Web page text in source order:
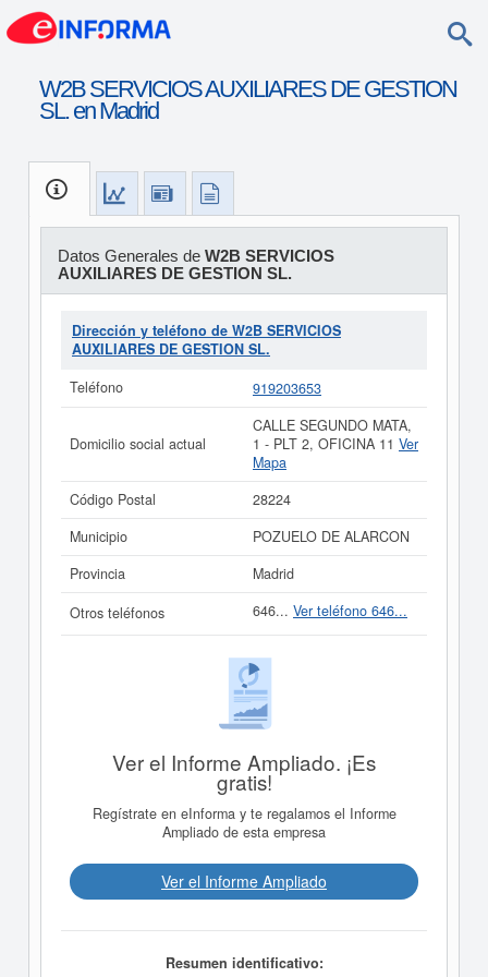
W2B SERVICIOS AUXILIARES DE GESTION
SL. en Madrid
Datos Generales de W2B SERVICIOS
AUXILIARES DE GESTION SL.
Dirección y teléfono de W2B SERVICIOS
AUXILIARES DE GESTION SL.
Teléfono
919203653
Domicilio social actual
CALLE SEGUNDO MATA,
1 - PLT 2, OFICINA 11 Ver
Mapa
Código Postal
28224
Municipio
POZUELO DE ALARCON
Provincia
Madrid
Otros teléfonos
646... Ver teléfono 646...
Ver el Informe Ampliado. ¡Es
gratis!
Regístrate en eInforma y te regalamos el Informe
Ampliado de esta empresa
Ver el Informe Ampliado
Resumen identificativo: